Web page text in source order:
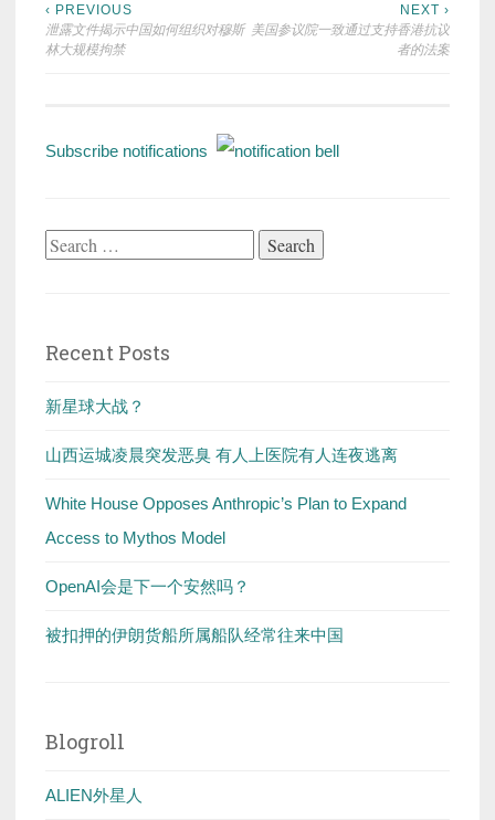
Post
navigation
‹ PREVIOUS
泄露文件揭示中国如何组织对穆斯
林大规模拘禁
NEXT ›
美国参议院一致通过支持香港抗议
者的法案
Subscribe notifications
Search
Recent Posts
新星球大战？
山西运城凌晨突发恶臭 有人上医院有人连夜逃离
White House Opposes Anthropic’s Plan to Expand
Access to Mythos Model
OpenAI会是下一个安然吗？
被扣押的伊朗货船所属船队经常往来中国
Blogroll
ALIEN外星人